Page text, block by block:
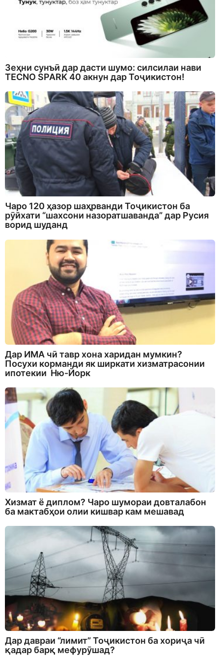
Зеҳни сунъӣ дар дасти шумо: силсилаи нави
TECNO SPARK 40 акнун дар Тоҷикистон!
Чаро 120 ҳазор шаҳрванди Тоҷикистон ба
рӯйхати “шахсони назоратшаванда” дар Русия
ворид шуданд
Дар ИМА чӣ тавр хона харидан мумкин?
Посухи корманди як ширкати хизматрасонии
ипотекии Ню-Йорк
Хизмат ё диплом? Чаро шумораи довталабон
ба мактабҳои олии кишвар кам мешавад
Дар давраи “лимит” Тоҷикистон ба хориҷа чӣ
қадар барқ мефурӯшад?